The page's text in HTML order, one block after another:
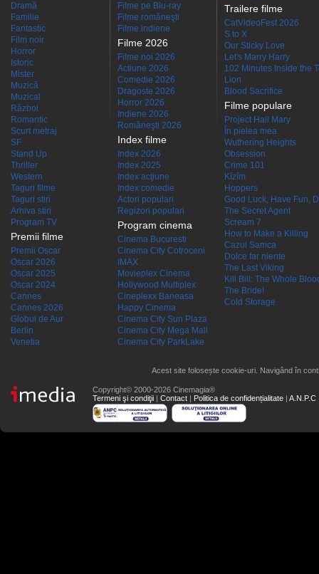
Dramă
Familie
Fantastic
Film noir
Horror
Istoric
Mister
Muzică
Muzical
Război
Romantic
Scurt metraj
SF
Stand Up
Thriller
Western
Taguri filme
Taguri stiri
Arhiva stiri
Program TV
Premii filme
Premii Oscar
Oscar 2026
Oscar 2025
Oscar 2024
Cannes
Cannes 2026
Globul de Aur
Berlin
Venetia
Filme pe Blu-ray
Filme româneşti
Filme indiene
Filme 2026
Filme noi 2026
Actiune 2026
Comedie 2026
Dragoste 2026
Horror 2026
Indiene 2026
Româneşti 2026
Index filme
Index 2026
Index 2025
Index acţiune
Index comedie
Actori populari
Regizori populari
Program cinema
Cinema Bucuresti
Cinema City Cotroceni
IMAX
Movieplex Cinema
Hollywood Multiplex
Cineplexx Baneasa
Happy Cinema
Cinema City Sun Plaza
Cinema City Mega Mall
Cinema City ParkLake
Trailere filme
CatVideoFest 2026
S to X
Our Sticky Love
Let's Marry Harry
102 Minutes Inside the
Lion
Blood Sacrifice
Filme populare
Project Hail Mary
În pielea mea
Wuthering Heights
Obsession
Crime 101
Kîzîm
Hoppers
Good Luck, Have Fun,
The Secret Agent
Scream 7
How to Make a Killing
Cazul Samca
Dolce far niente
The Last Viking
Kill Bill: The Whole
The Bride!
Cold Storage
Acest site folosește cookie-uri. Navigând în
Copyright© 2000-2026 Cinemagia®
Termeni şi condiţii | Contact | Politica de confidențialitate | A.N.P.C